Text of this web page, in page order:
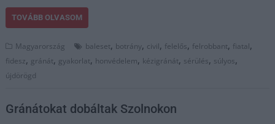
TOVÁBB OLVASOM
Magyarország baleset, botrány, civil, felelős, felrobbant, fiatal,
fidesz, gránát, gyakorlat, honvédelem, kézigránát, sérülés, súlyos,
újdörögd
Gránátokat dobáltak Szolnokon